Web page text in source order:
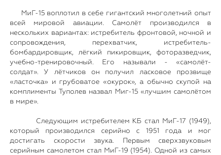
МиГ-15 воплотил в себе гигантский многолетний опыт
всей мировой авиации. Самолёт производился в
нескольких вариантах: истребитель фронтовой, ночной и
сопровождения, перехватчик, истребитель-
бомбардировщик, лёгкий пикировщик, фоторазведчик,
учебно-тренировочный. Его называли - «самолёт-
солдат». У лётчиков он получил ласковое прозвище
«ласточка» и грубоватое «окурок», а обычно скупой на
комплименты Туполев назвал Миг-15 «лучшим самолётом
в мире».
Следующим истребителем КБ стал МиГ-17 (1949),
который производился серийно с 1951 года и мог
достигать скорости звука. Первым сверхзвуковым
серийным самолетом стал МиГ-19 (1954). Одной из самых